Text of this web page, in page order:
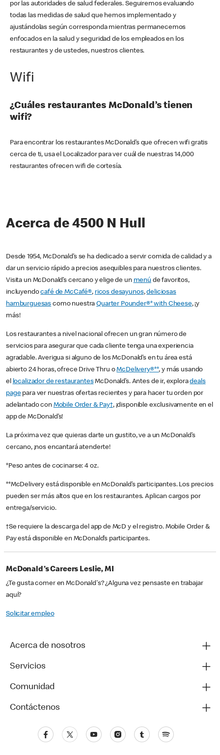
por las autoridades de salud federales. Seguiremos evaluando
todas las medidas de salud que hemos implementado y
ajustándolas según corresponda mientras permanecemos
enfocados en la salud y seguridad de los empleados en los
restaurantes y de ustedes, nuestros clientes.
Wifi
¿Cuáles restaurantes McDonald’s tienen
wifi?
Para encontrar los restaurantes McDonald’s que ofrecen wifi gratis
cerca de ti, usa el Localizador para ver cuál de nuestras 14,000
restaurantes ofrecen wifi de cortesía.
Acerca de 4500 N Hull
Desde 1954, McDonald’s se ha dedicado a servir comida de calidad y a
dar un servicio rápido a precios asequibles para nuestros clientes.
Visita un McDonald’s cercano y elige de un menú de favoritos,
incluyendocafé de McCafé®, ricos desayunos,deliciosas
hamburguesas como nuestraQuarter Pounder®* with Cheese, ¡y
más!
Los restaurantes a nivel nacional ofrecen un gran número de
servicios para asegurar que cada cliente tenga una experiencia
agradable. Averigua si alguno de los McDonald’s en tu área está
abierto 24 horas, ofrece Drive Thru oMcDelivery®**, y más usando
el localizador de restaurantesMcDonald’s. Antes de ir, exploradeals
pagepara ver nuestras ofertas recientes y para hacer tu orden por
adelantado con Mobile Order & Pay†, ¡disponible exclusivamente en el
app de McDonald’s!
La próxima vez que quieras darte un gustito, ve a un McDonald’s
cercano, ¡nos encantará atenderte!
*Peso antes de cocinarse: 4 oz.
**McDelivery está disponible en McDonald’s participantes. Los precios
pueden ser más altos que en los restaurantes. Aplican cargos por
entrega/servicio.
†Se requiere la descarga del app de McD y el registro. Mobile Order &
Pay está disponible en McDonald’s participantes.
McDonald's Careers Leslie, MI
¿Te gusta comer en McDonald's? ¿Alguna vez pensaste en trabajar
aquí?
Solicitar empleo
Acerca de nosotros
Servicios
Comunidad
Contáctenos